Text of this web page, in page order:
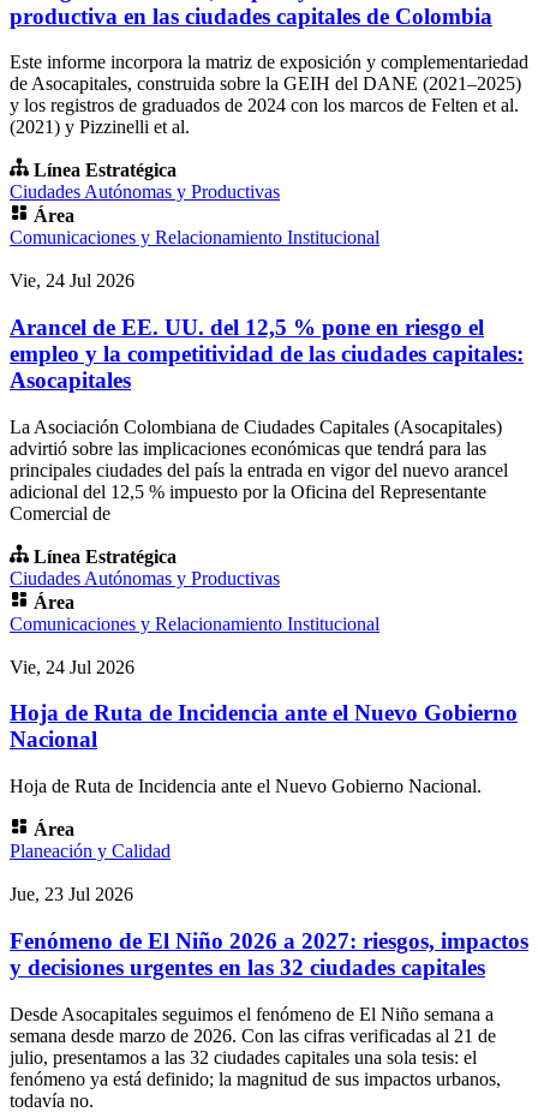
productiva en las ciudades capitales de Colombia
Este informe incorpora la matriz de exposición y complementariedad
de Asocapitales, construida sobre la GEIH del DANE (2021–2025)
y los registros de graduados de 2024 con los marcos de Felten et al.
(2021) y Pizzinelli et al.
Línea Estratégica
Ciudades Autónomas y Productivas
Área
Comunicaciones y Relacionamiento Institucional
Vie, 24 Jul 2026
Arancel de EE. UU. del 12,5 % pone en riesgo el
empleo y la competitividad de las ciudades capitales:
Asocapitales
La Asociación Colombiana de Ciudades Capitales (Asocapitales)
advirtió sobre las implicaciones económicas que tendrá para las
principales ciudades del país la entrada en vigor del nuevo arancel
adicional del 12,5 % impuesto por la Oficina del Representante
Comercial de
Línea Estratégica
Ciudades Autónomas y Productivas
Área
Comunicaciones y Relacionamiento Institucional
Vie, 24 Jul 2026
Hoja de Ruta de Incidencia ante el Nuevo Gobierno
Nacional
Hoja de Ruta de Incidencia ante el Nuevo Gobierno Nacional.
Área
Planeación y Calidad
Jue, 23 Jul 2026
Fenómeno de El Niño 2026 a 2027: riesgos, impactos
y decisiones urgentes en las 32 ciudades capitales
Desde Asocapitales seguimos el fenómeno de El Niño semana a
semana desde marzo de 2026. Con las cifras verificadas al 21 de
julio, presentamos a las 32 ciudades capitales una sola tesis: el
fenómeno ya está definido; la magnitud de sus impactos urbanos,
todavía no.